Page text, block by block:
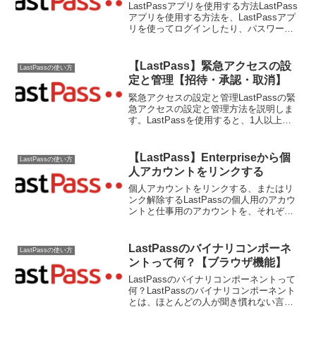
LastPassアプリを使用する方法LastPass
アプリを使用する方法を、LastPassアプ
リを使ってログインしたり、パスワード
Applications（...
LastPassの使い方
【LastPass】緊急アクセスの設
定と管理【招待・承認・取消】
緊急アクセスの設定と管理LastPassの緊
急アクセスの設定と管理方法を説明しま
す。LastPassを使用すると、1人以上の
ド、セキュアノート、フォーム...
LastPassの使い方
【LastPass】Enterpriseから個
人アカウントをリンクする
個人アカウントをリンクする、またはリ
ンク解除するLastPassの個人用のアカウ
ントと仕事用のアカウントを、それぞれ
ンタープライズアカウントにリンクする
と、両方...
LastPassの使い方
LastPassのバイナリコンポーネ
ントって何？【ブラウザ機能】
LastPassのバイナリコンポーネントって
何？LastPassのバイナリコンポーネント
とは、ほとんどの人が聞き慣れない言葉